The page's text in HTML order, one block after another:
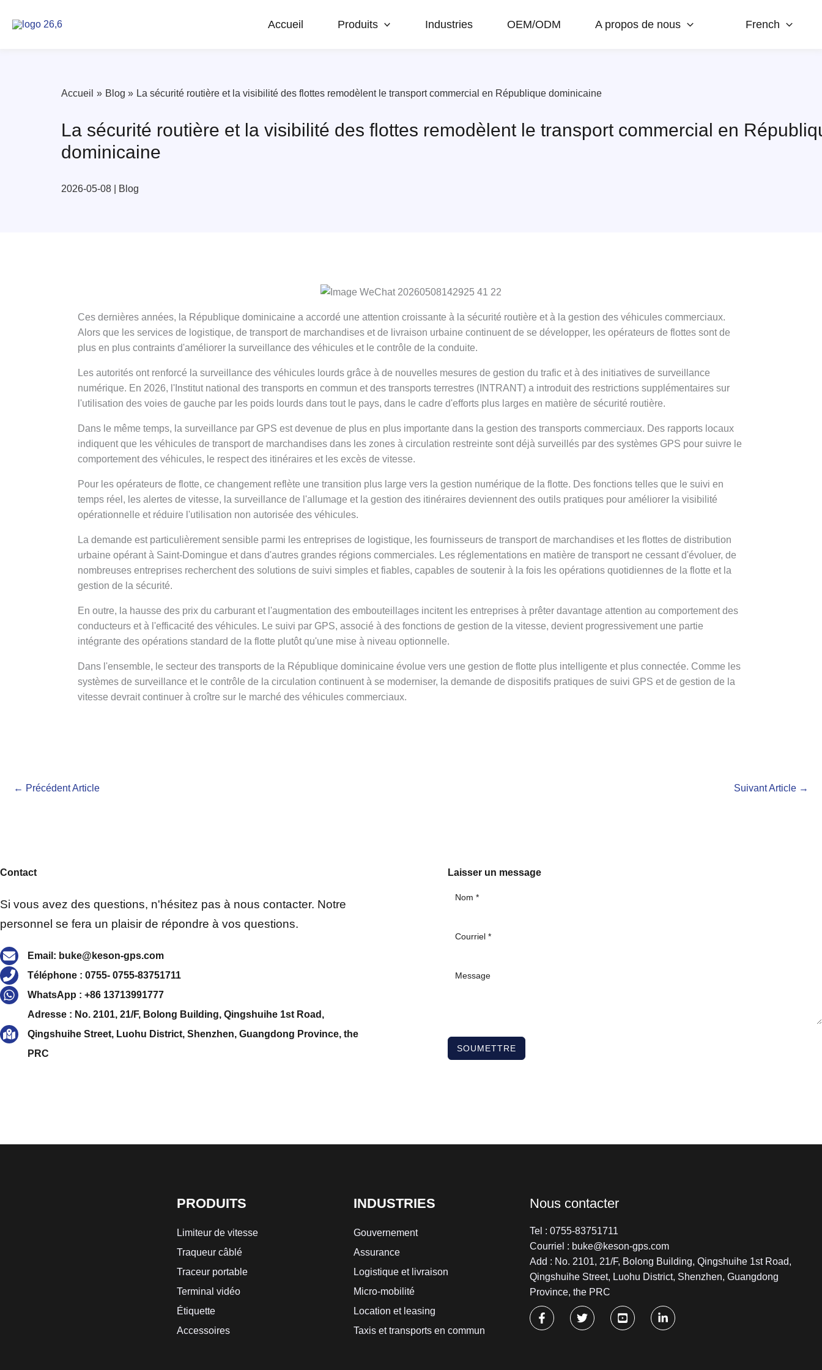
Accueil Produits Industries OEM/ODM A propos de nous French
Accueil Blog La sécurité routière et la visibilité des flottes remodèlent le transport commercial en République dominicaine
La sécurité routière et la visibilité des flottes remodèlent le transport commercial en
dominicaine
2026-05-08 Blog
Ces dernières années, la République dominicaine a accordé une attention croissante à la sécurité routière et à la gestion des véhicules commerciaux.
Alors que les services de logistique, de transport de marchandises et de livraison urbaine continuent de se développer, les opérateurs de flottes sont de
plus en plus contraints d'améliorer la surveillance des véhicules et le contrôle de la conduite.
Les autorités ont renforcé la surveillance des véhicules lourds grâce à de nouvelles mesures de gestion du trafic et à des initiatives de surveillance
numérique. En 2026, l'Institut national des transports en commun et des transports terrestres (INTRANT) a introduit des restrictions supplémentaires sur
l'utilisation des voies de gauche par les poids lourds dans tout le pays, dans le cadre d'efforts plus larges en matière de sécurité routière.
Dans le même temps, la surveillance par GPS est devenue de plus en plus importante dans la gestion des transports commerciaux. Des rapports locaux
indiquent que les véhicules de transport de marchandises dans les zones à circulation restreinte sont déjà surveillés par des systèmes GPS pour suivre le
comportement des véhicules, le respect des itinéraires et les excès de vitesse.
Pour les opérateurs de flotte, ce changement reflète une transition plus large vers la gestion numérique de la flotte. Des fonctions telles que le suivi en
temps réel, les alertes de vitesse, la surveillance de l'allumage et la gestion des itinéraires deviennent des outils pratiques pour améliorer la visibilité
opérationnelle et réduire l'utilisation non autorisée des véhicules.
La demande est particulièrement sensible parmi les entreprises de logistique, les fournisseurs de transport de marchandises et les flottes de distribution
urbaine opérant à Saint-Domingue et dans d'autres grandes régions commerciales. Les réglementations en matière de transport ne cessant d'évoluer, de
nombreuses entreprises recherchent des solutions de suivi simples et fiables, capables de soutenir à la fois les opérations quotidiennes de la flotte et la
gestion de la sécurité.
En outre, la hausse des prix du carburant et l'augmentation des embouteillages incitent les entreprises à prêter davantage attention au comportement des
conducteurs et à l'efficacité des véhicules. Le suivi par GPS, associé à des fonctions de gestion de la vitesse, devient progressivement une partie
intégrante des opérations standard de la flotte plutôt qu'une mise à niveau optionnelle.
Dans l'ensemble, le secteur des transports de la République dominicaine évolue vers une gestion de flotte plus intelligente et plus connectée. Comme les
systèmes de surveillance et le contrôle de la circulation continuent à se moderniser, la demande de dispositifs pratiques de suivi GPS et de gestion de la
vitesse devrait continuer à croître sur le marché des véhicules commerciaux.
← Précédent Article Suivant Article →
Contact
Si vous avez des questions, n'hésitez pas à nous contacter. Notre
personnel se fera un plaisir de répondre à vos questions.
Email: buke@keson-gps.com
Téléphone : 0755- 0755-83751711
WhatsApp : +86 13713991777
Adresse : No. 2101, 21/F, Bolong Building, Qingshuihe 1st Road,
Qingshuihe Street, Luohu District, Shenzhen, Guangdong Province, the
PRC
Laisser un message
SOUMETTRE
PRODUITS
Limiteur de vitesse
Traqueur câblé
Traceur portable
Terminal vidéo
Étiquette
Accessoires
INDUSTRIES
Gouvernement
Assurance
Logistique et livraison
Micro-mobilité
Location et leasing
Taxis et transports en commun
Nous contacter
Tel : 0755-83751711
Courriel : buke@keson-gps.com
Add : No. 2101, 21/F, Bolong Building, Qingshuihe 1st Road,
Qingshuihe Street, Luohu District, Shenzhen, Guangdong
Province, the PRC